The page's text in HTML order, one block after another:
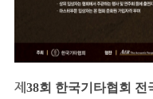
제 38회 한국기타협회 전